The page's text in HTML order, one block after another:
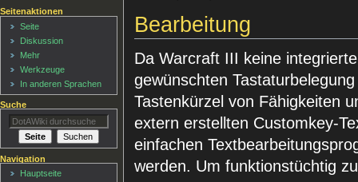
Bearbeitung
Da Warcraft III keine
gewünschten
Tastenkürzel von Fähigkeiten
extern erstellten Customkey-
einfachen
werden. Um funktionstüchtig
Seitenaktionen
Seite
Diskussion
Mehr
Werkzeuge
In anderen Sprachen
Suche
Navigation
Hauptseite